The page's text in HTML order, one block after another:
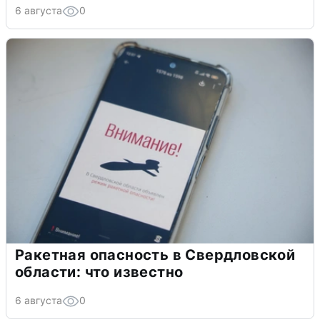
6 августа 0
Ракетная опасность в Свердловской
области: что известно
6 августа 0